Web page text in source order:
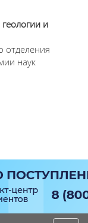
и
отделения
наук